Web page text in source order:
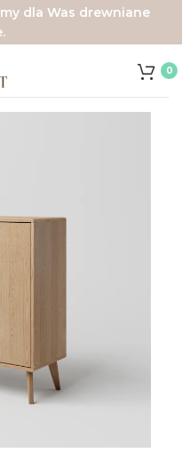
0
dla Was drewniane